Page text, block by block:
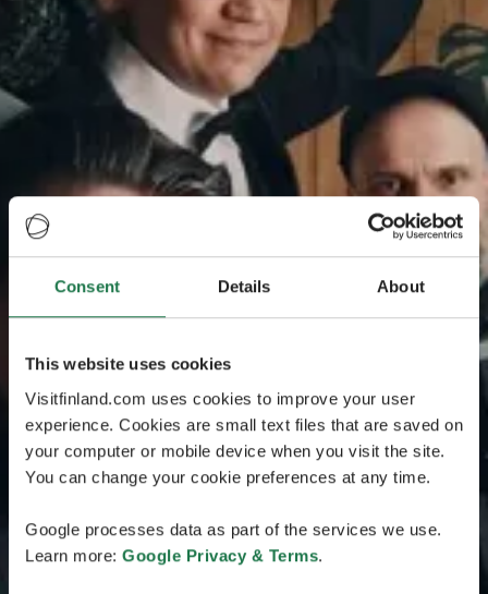
Consent Details About
This website uses cookies
Visitfinland.com uses cookies to improve your user
experience. Cookies are small text files that are saved on
your computer or mobile device when you visit the site.
You can change your cookie preferences at any time.
Google processes data as part of the services we use.
Learn more: Google Privacy & Terms.